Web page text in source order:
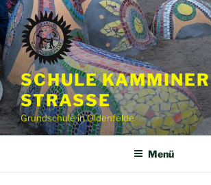
Zum
Inhalt
springen
SCHULE KAMMINER
STRASSE
Grundschule in Oldenfelde
Menü